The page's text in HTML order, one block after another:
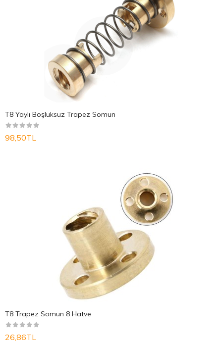
T8 Yaylı Boşluksuz Trapez Somun
98,50TL
T8 Trapez Somun 8 Hatve
26,86TL